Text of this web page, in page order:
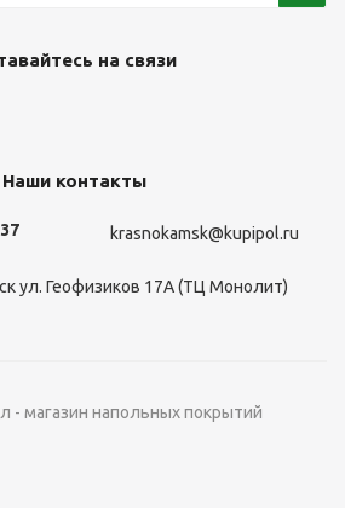
на связи
Наши контакты
krasnokamsk@kupipol.ru
ул. Геофизиков 17А (ТЦ Монолит)
- магазин напольных покрытий